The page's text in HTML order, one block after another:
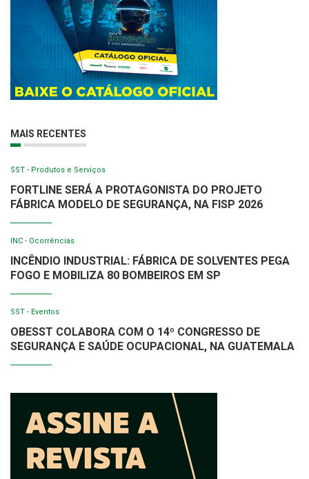
MAIS RECENTES
SST - Produtos e Serviços
FORTLINE SERÁ A PROTAGONISTA DO PROJETO
FÁBRICA MODELO DE SEGURANÇA, NA FISP 2026
INC - Ocorrências
INCÊNDIO INDUSTRIAL: FÁBRICA DE SOLVENTES PEGA
FOGO E MOBILIZA 80 BOMBEIROS EM SP
SST - Eventos
OBESST COLABORA COM O 14º CONGRESSO DE
SEGURANÇA E SAÚDE OCUPACIONAL, NA GUATEMALA